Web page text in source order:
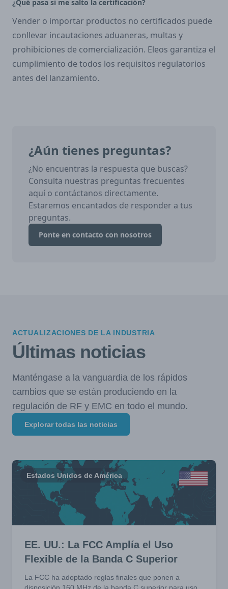
¿Qué pasa si me salto la certificación?
Vender o importar productos no certificados puede
conllevar incautaciones aduaneras, multas y
prohibiciones de comercialización. Eleos garantiza el
cumplimiento de todos los requisitos regulatorios
antes del lanzamiento.
¿Aún tienes preguntas?
¿No encuentras la respuesta que buscas?
Consulta nuestras preguntas frecuentes
aquí o contáctanos directamente.
Estaremos encantados de responder a tus
preguntas.
Ponte en contacto con nosotros
ACTUALIZACIONES DE LA INDUSTRIA
Últimas noticias
Manténgase a la vanguardia de los rápidos
cambios que se están produciendo en la
regulación de RF y EMC en todo el mundo.
Explorar todas las noticias
Estados Unidos de América
EE. UU.: La FCC Amplía el Uso
Flexible de la Banda C Superior
La FCC ha adoptado reglas finales que ponen a